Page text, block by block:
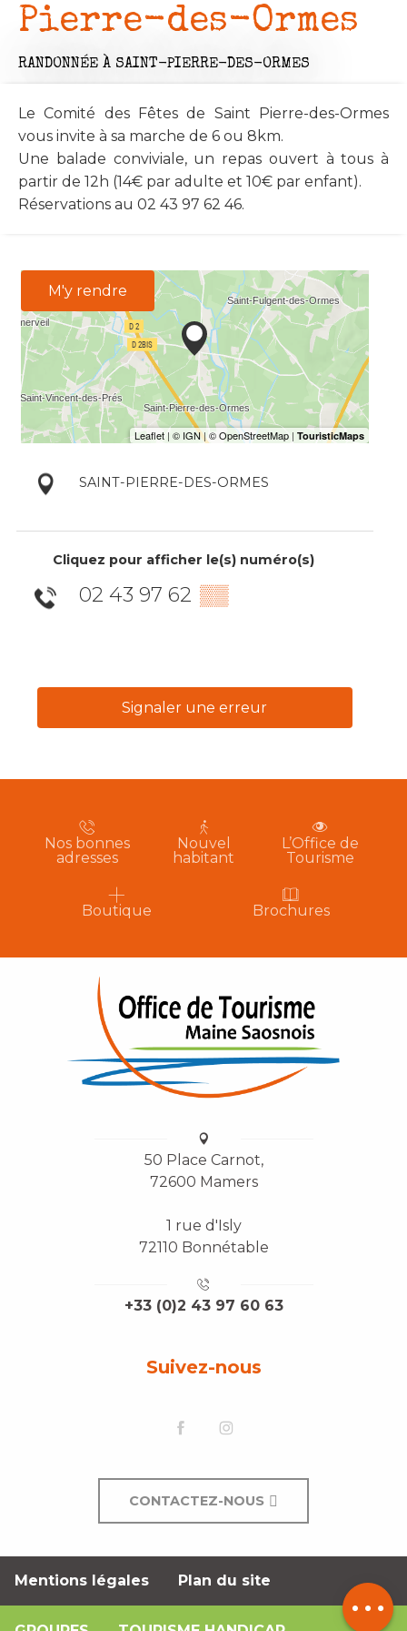
Pierre-des-Ormes
RANDONNÉE À SAINT-PIERRE-DES-ORMES
Description
Le Comité des Fêtes de Saint Pierre-des-Ormes
vous invite à sa marche de 6 ou 8km.
Une balade conviviale, un repas ouvert à tous à
partir de 12h (14€ par adulte et 10€ par enfant).
Réservations au 02 43 97 62 46.
M'y rendre
SAINT-PIERRE-DES-ORMES
Cliquez pour afficher le(s) numéro(s)
02 43 97 62 ▒▒
Signaler une erreur
Nos bonnes
adresses
Nouvel
habitant
L’Office de
Tourisme
Boutique Brochures
50 Place Carnot,
72600 Mamers
1 rue d'Isly
72110 Bonnétable
+33 (0)2 43 97 60 63
Suivez-nous
CONTACTEZ-NOUS
Mentions légales Plan du site